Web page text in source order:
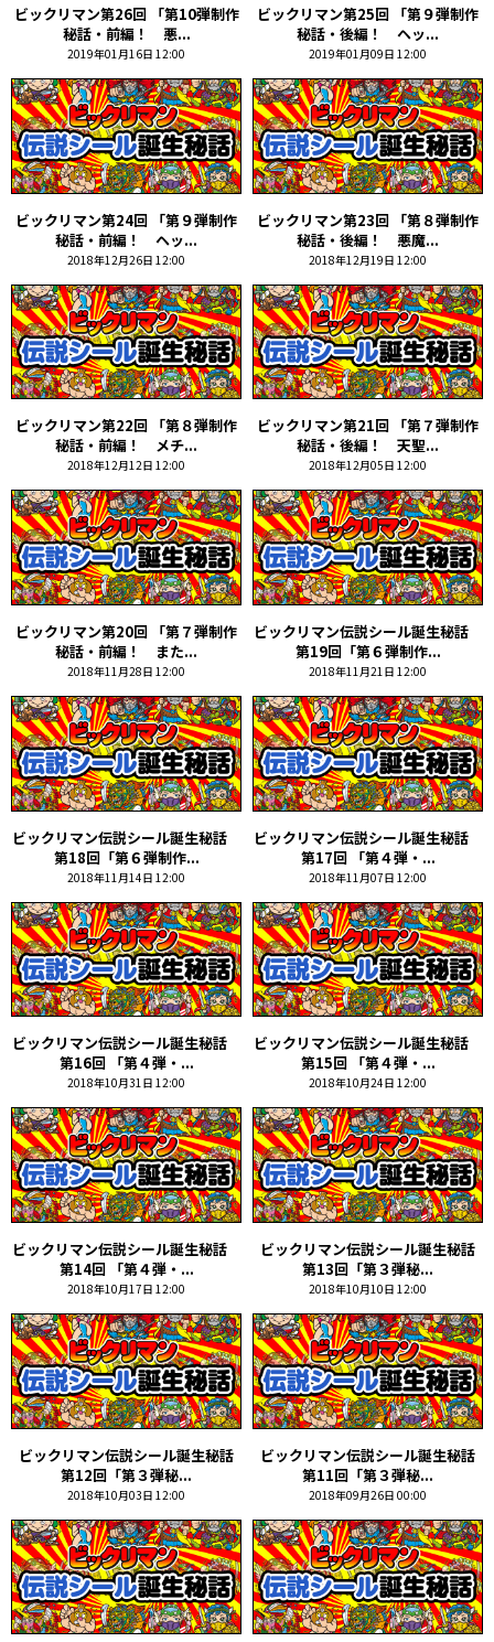
ビックリマン第26回 「第10弾制作
秘話・前編！ 悪...
2019年01月16日 12:00
ビックリマン第25回 「第９弾制作
秘話・後編！ ヘッ...
2019年01月09日 12:00
ビックリマン第24回 「第９弾制作
秘話・前編！ ヘッ...
2018年12月26日 12:00
ビックリマン第23回 「第８弾制作
秘話・後編！ 悪魔...
2018年12月19日 12:00
ビックリマン第22回 「第８弾制作
秘話・前編！ メチ...
2018年12月12日 12:00
ビックリマン第21回 「第７弾制作
秘話・後編！ 天聖...
2018年12月05日 12:00
ビックリマン第20回 「第７弾制作
秘話・前編！ また...
2018年11月28日 12:00
ビックリマン伝説シール誕生秘話
第19回「第６弾制作...
2018年11月21日 12:00
ビックリマン伝説シール誕生秘話
第18回「第６弾制作...
2018年11月14日 12:00
ビックリマン伝説シール誕生秘話
第17回 「第４弾・...
2018年11月07日 12:00
ビックリマン伝説シール誕生秘話
第16回 「第４弾・...
2018年10月31日 12:00
ビックリマン伝説シール誕生秘話
第15回 「第４弾・...
2018年10月24日 12:00
ビックリマン伝説シール誕生秘話
第14回 「第４弾・...
2018年10月17日 12:00
ビックリマン伝説シール誕生秘話
第13回「第３弾秘...
2018年10月10日 12:00
ビックリマン伝説シール誕生秘話
第12回「第３弾秘...
2018年10月03日 12:00
ビックリマン伝説シール誕生秘話
第11回「第３弾秘...
2018年09月26日 00:00